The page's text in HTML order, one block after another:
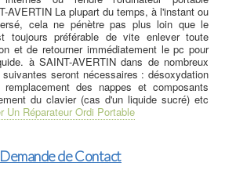
AVERTIN La plupart du temps, à l'instant ou
cela ne pénètre pas plus loin que le
toujours préférable de vite enlever toute
et de retourner immédiatement le pc pour
à SAINT-AVERTIN dans de nombreux
seront nécessaires : désoxydation
des nappes et composants
du clavier (cas d'un liquide sucré) etc
Un Réparateur Ordi Portable
Demande de Contact